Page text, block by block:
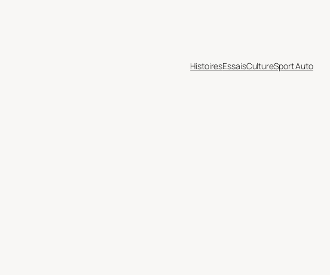
HistoiresEssaisCultureSport Auto